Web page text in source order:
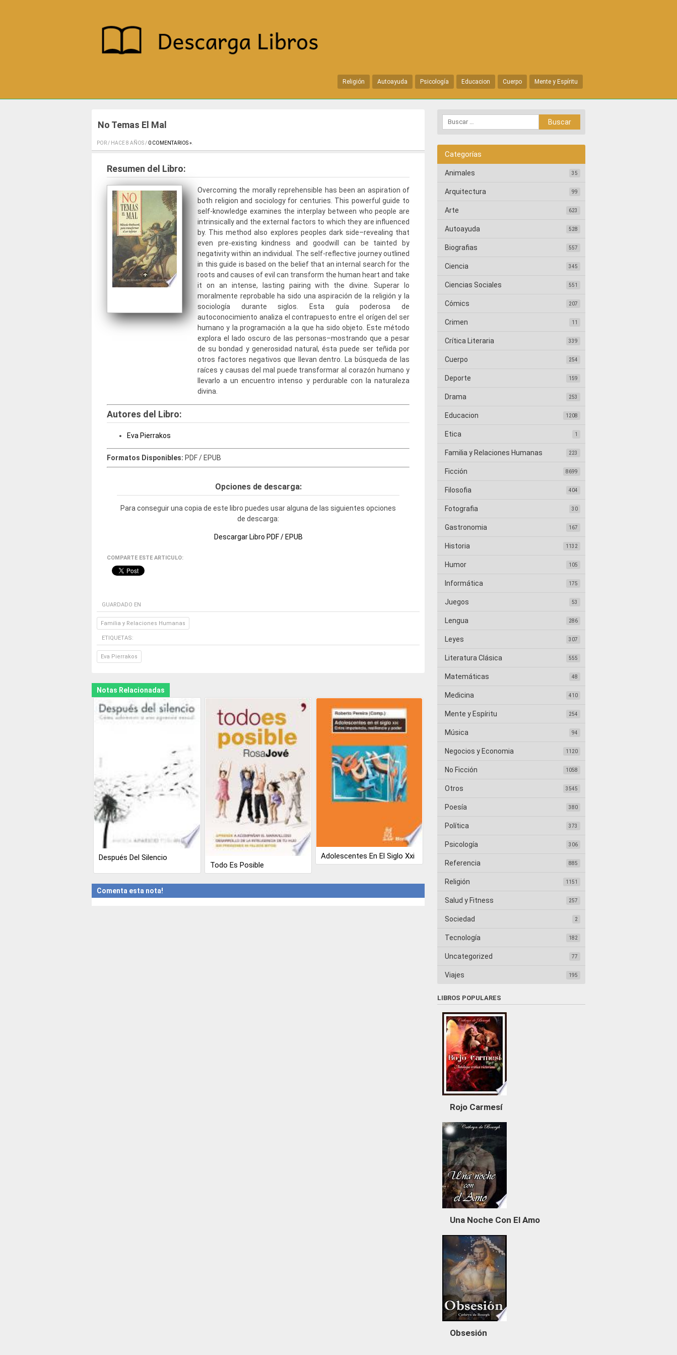
Religión Autoayuda Psicología Educacion Cuerpo Mente y Espíritu
No Temas El Mal
POR / HACE 8 AÑOS / 0 COMENTARIOS »
Resumen del Libro:
Overcoming the morally reprehensible has been an aspiration of
both religion and sociology for centuries. This powerful guide to
self-knowledge examines the interplay between who people are
intrinsically and the external factors to which they are influenced
by. This method also explores peoples dark side–revealing that
even pre-existing kindness and goodwill can be tainted by
negativity within an individual. The self-reflective journey outlined
in this guide is based on the belief that an internal search for the
roots and causes of evil can transform the human heart and take
it on an intense, lasting pairing with the divine. Superar lo
moralmente reprobable ha sido una aspiración de la religión y la
sociología durante siglos. Esta guía poderosa de
autoconocimiento analiza el contrapuesto entre el orígen del ser
humano y la programación a la que ha sido objeto. Este método
explora el lado oscuro de las personas–mostrando que a pesar
de su bondad y generosidad natural, ésta puede ser teñida por
otros factores negativos que llevan dentro. La búsqueda de las
raíces y causas del mal puede transformar al corazón humano y
llevarlo a un encuentro intenso y perdurable con la naturaleza
divina.
Autores del Libro:
Eva Pierrakos
Formatos Disponibles: PDF / EPUB
Opciones de descarga:
Para conseguir una copia de este libro puedes usar alguna de las siguientes opciones
de descarga:
Descargar Libro PDF / EPUB
COMPARTE ESTE ARTICULO:
GUARDADO EN
Familia y Relaciones Humanas
ETIQUETAS:
Eva Pierrakos
Notas Relacionadas
Después Del Silencio
Todo Es Posible
Adolescentes En El Siglo Xxi
Comenta esta nota!
Categorías
Animales 35
Arquitectura 99
Arte 623
Autoayuda 528
Biografias 557
Ciencia 345
Ciencias Sociales 551
Cómics 207
Crimen 11
Crítica Literaria 339
Cuerpo 254
Deporte 159
Drama 253
Educacion 1208
Etica 1
Familia y Relaciones Humanas 223
Ficción 8699
Filosofia 404
Fotografia 30
Gastronomia 167
Historia 1132
Humor 105
Informática 175
Juegos 53
Lengua 286
Leyes 307
Literatura Clásica 555
Matemáticas 48
Medicina 410
Mente y Espíritu 254
Música 94
Negocios y Economia 1120
No Ficción 1058
Otros 3545
Poesía 380
Política 373
Psicología 306
Referencia 885
Religión 1151
Salud y Fitness 257
Sociedad 2
Tecnología 182
Uncategorized 77
Viajes 195
LIBROS POPULARES
Rojo Carmesí
Una Noche Con El Amo
Obsesión